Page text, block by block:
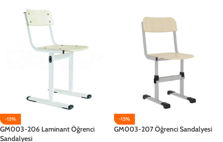
-15%
GM003-206 Laminant Öğrenci
Sandalyesi
-15%
GM003-207 Öğrenci Sandalyesi